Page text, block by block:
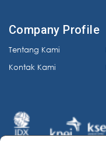
Company Profile
Tentang Kami
Kontak Kami